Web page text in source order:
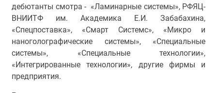
дебютанты смотра - «Ламинарные системы», РФЯЦ-
ВНИИТФ им. Академика Е.И. Забабахина,
«Спецпоставка», «Смарт Системс», «Микро и
наноголографические системы», «Специальные
системы», «Специальные технологии»,
«Интегрированные технологии», другие фирмы и
предприятия.